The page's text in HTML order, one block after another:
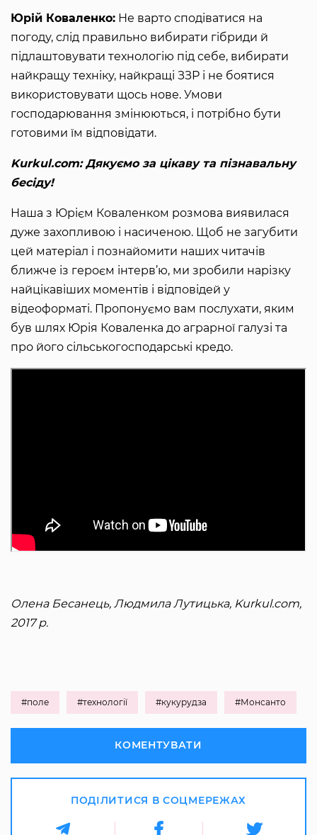
Юрій Коваленко: Не варто сподіватися на
погоду, слід правильно вибирати гібриди й
підлаштовувати технологію під себе, вибирати
найкращу техніку, найкращі ЗЗР і не боятися
використовувати щось нове. Умови
господарювання змінюються, і потрібно бути
готовими їм відповідати.
Kurkul.com: Дякуємо за цікаву та пізнавальну
бесіду!
Наша з Юрієм Коваленком розмова виявилася
дуже захопливою і насиченою. Щоб не загубити
цей матеріал і познайомити наших читачів
ближче із героєм інтерв’ю, ми зробили нарізку
найцікавіших моментів і відповідей у
відеоформаті. Пропонуємо вам послухати, яким
був шлях Юрія Коваленка до аграрної галузі та
про його сільськогосподарські кредо.
Олена Бесанець, Людмила Лутицька, Kurkul.com,
2017 р.
#поле #технології #кукурудза #Монсанто
КОМЕНТУВАТИ
ПОДІЛИТИСЯ В СОЦМЕРЕЖАХ